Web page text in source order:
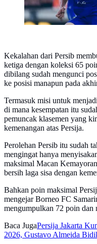
Kekalahan dari Persib
ketiga dengan koleksi 65
dibilang sudah mengunci
ke posisi manapun pada
Termasuk misi untuk
di mana kesempatan itu
pemuncak klasemen yang
kemenangan atas Persija.
Perolehan Persib itu sudah
mengingat hanya
maksimal Macan
bersih laga sisa dengan
Bahkan poin maksimal
mengejar Borneo FC
mengumpulkan 72 poin dan
Baca JugaPersija Jakarta
2026, Gustavo Almeida